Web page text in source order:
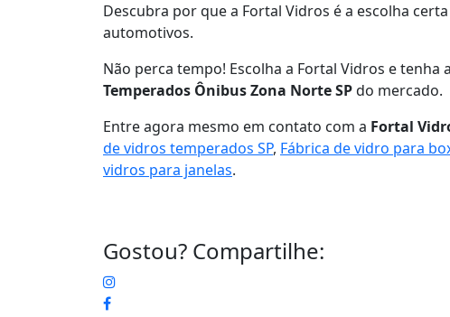
Descubra por que a Fortal Vidros é a escolha
automotivos.
Não perca tempo! Escolha a Fortal Vidros e
Temperados Ônibus Zona Norte SPdo mercado.
Entre agora mesmo em contato com a Fortal
de vidros temperados SP, Fábrica de vidro para
vidros para janelas.
Gostou? Compartilhe: